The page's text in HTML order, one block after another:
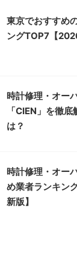
東京でおすすめ
ングTOP7【
時計修理・オー
「CIEN」を徹
は？
時計修理・オー
め業者ランキン
新版】